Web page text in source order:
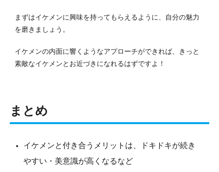
まずはイケメンに興味を持ってもらえるように、自分の魅力
を磨きましょう。
イケメンの内面に響くようなアプローチができれば、きっと
素敵なイケメンとお近づきになれるはずですよ！
まとめ
イケメンと付き合うメリットは、ドキドキが続き
やすい・美意識が高くなるなど